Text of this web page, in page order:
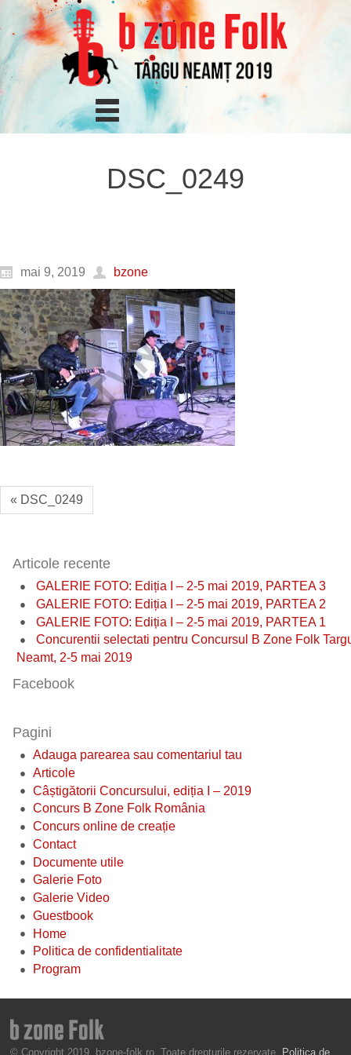
DSC_0249
mai 9, 2019 bzone
« DSC_0249
Articole recente
GALERIE FOTO: Ediția I – 2-5 mai 2019, PARTEA 3
GALERIE FOTO: Ediția I – 2-5 mai 2019, PARTEA 2
GALERIE FOTO: Ediția I – 2-5 mai 2019, PARTEA 1
Concurentii selectati pentru Concursul B Zone Folk
Neamt, 2-5 mai 2019
Facebook
Pagini
Adauga parearea sau comentariul tau
Articole
Câștigătorii Concursului, ediția I – 2019
Concurs B Zone Folk România
Concurs online de creație
Contact
Documente utile
Galerie Foto
Galerie Video
Guestbook
Home
Politica de confidentialitate
Program
© Copyright 2019, bzone-folk.ro. Toate drepturile rezervate. Politica de